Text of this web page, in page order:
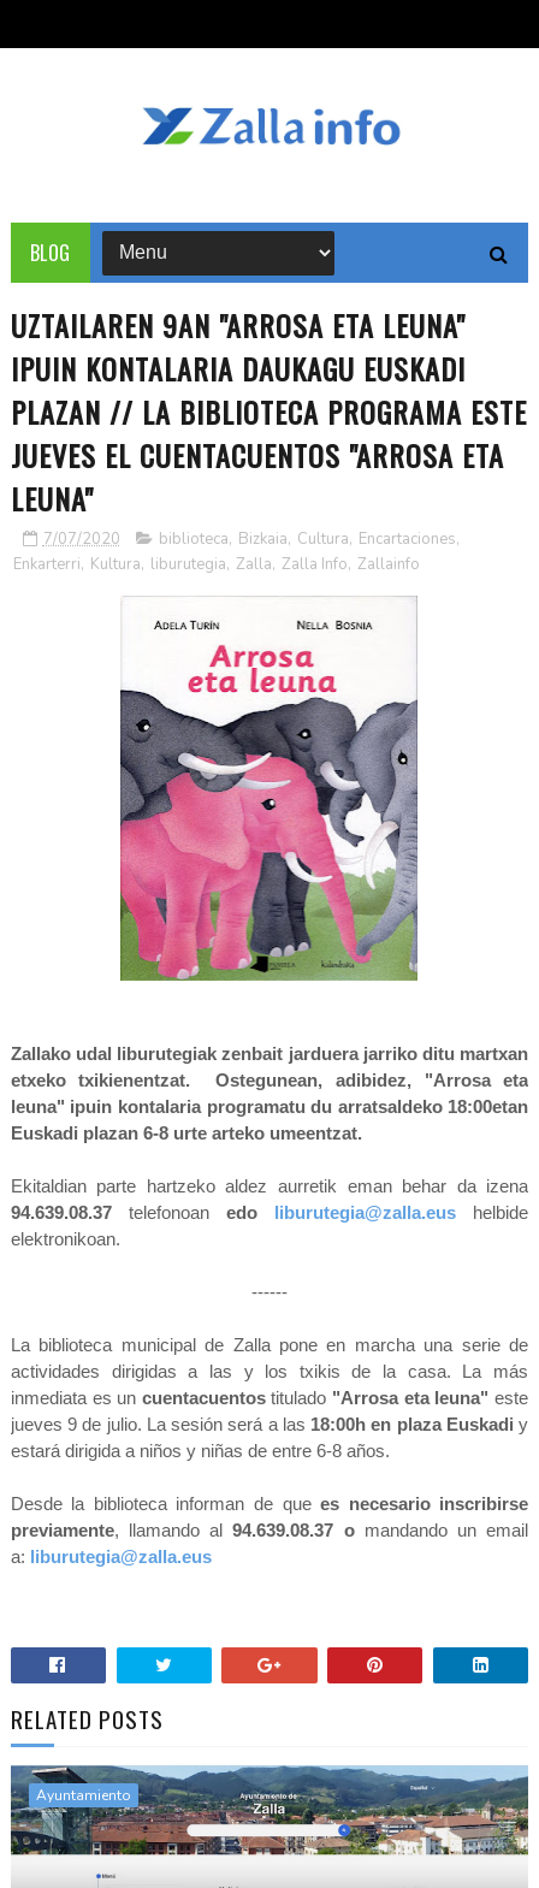
BLOG
UZTAILAREN 9AN "ARROSA ETA LEUNA"
IPUIN KONTALARIA DAUKAGU EUSKADI
PLAZAN // LA BIBLIOTECA PROGRAMA ESTE
JUEVES EL CUENTACUENTOS "ARROSA ETA
LEUNA"
7/07/2020 biblioteca, Bizkaia, Cultura, Encartaciones,
Enkarterri, Kultura, liburutegia, Zalla, Zalla Info, Zallainfo
Zallako udal liburutegiak zenbait jarduera jarriko ditu martxan
etxeko txikienentzat. Ostegunean, adibidez, "Arrosa eta
leuna" ipuin kontalaria programatu du arratsaldeko 18:00etan
Euskadi plazan 6-8 urte arteko umeentzat.
Ekitaldian parte hartzeko aldez aurretik eman behar da izena
94.639.08.37
telefonoan edo liburutegia@zalla.eus
helbide
elektronikoan.
------
La biblioteca municipal de Zalla pone en marcha una serie de
actividades dirigidas a las y los txikis de la casa. La más
inmediata es un cuentacuentostitulado "Arrosa eta leuna" este
jueves 9 de julio. La sesión será a las 18:00h en plaza Euskadiy
estará dirigida a niños y niñas de entre 6-8 años.
Desde la biblioteca informan de quees necesario inscribirse
previamente, llamando al94.639.08.37 o mandando un email
a: liburutegia@zalla.eus
RELATED POSTS
Ayuntamiento